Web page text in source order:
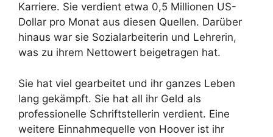
Karriere. Sie verdient etwa 0,5 Millionen US-
Dollar pro Monat aus diesen Quellen. Darüber
hinaus war sie Sozialarbeiterin und Lehrerin,
was zu ihrem Nettowert beigetragen hat.
Sie hat viel gearbeitet und ihr ganzes Leben
lang gekämpft. Sie hat all ihr Geld als
professionelle Schriftstellerin verdient. Eine
weitere Einnahmequelle von Hoover ist ihr